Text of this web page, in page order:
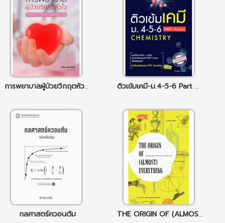
การพยาบาลผู้ป่วยวิกฤตหัวใจ ติวเข้มเคมี-ม.4-5-6 Part คำนวณ
กลศาสตร์ควอนตัม THE ORIGIN OF (ALMOST) EVERYTHING จุดกำเนิดของโลก ชีวิต จักรวาล และ (เกือบ) ทุกสิ่ง